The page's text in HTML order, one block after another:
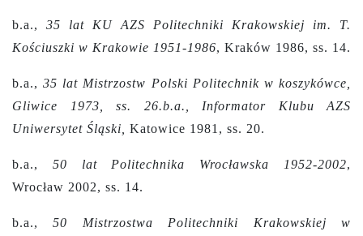
b.a., 35 lat KU AZS Politechniki Krakowskiej im. T.
Kościuszki w Krakowie 1951-1986, Kraków 1986, ss. 14.
b.a.,35 lat Mistrzostw Polski Politechnik w koszykówce,
Gliwice 1973, ss. 26.b.a., Informator Klubu AZS
Uniwersytet Śląski,
Katowice 1981, ss. 20.
b.a., 50 lat Politechnika Wrocławska 1952-2002,
Wrocław 2002, ss. 14.
b.a.,50 Mistrzostwa Politechniki Krakowskiej w